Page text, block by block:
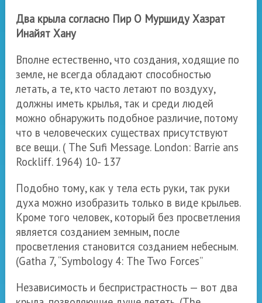
Два крыла согласно Пир О Муршиду Хазрат
Инайят Хану
Вполне естественно, что создания, ходящие по
земле, не всегда обладают способностью
летать, а те, кто часто летают по воздуху,
должны иметь крылья, так и среди людей
можно обнаружить подобное различие, потому
что в человеческих существах присутствуют
все вещи. ( The Sufi Message. London: Barrie ans
Rockliff. 1964) 10- 137
Подобно тому, как у тела есть руки, так руки
духа можно изобразить только в виде крыльев.
Кроме того человек, который без просветления
является созданием земным, после
просветления становится созданием небесным.
(Gatha 7, “Symbology 4: The Two Forces”
Независимость и беспристрастность — вот два